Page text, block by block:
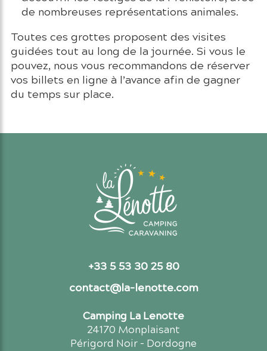
de nombreuses représentations animales.
Toutes ces grottes proposent des visites
guidées tout au long de la journée. Si vous le
pouvez, nous vous recommandons de réserver
vos billets en ligne à l’avance afin de gagner
du temps sur place.
Camping La Lenotte
24170 Monplaisant
Périgord Noir - Dordogne
+33 5 53 30 25 80
contact@la-lenotte.com